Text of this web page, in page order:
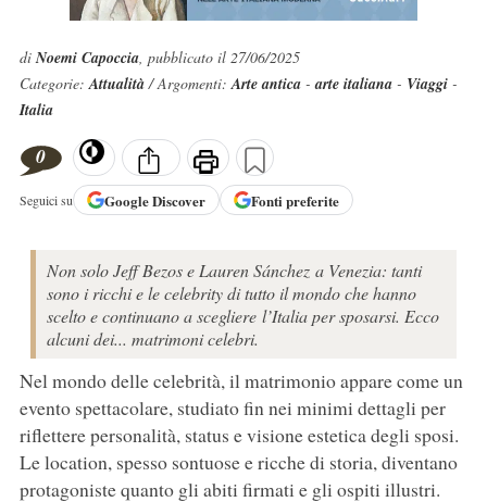
diNoemi Capoccia, pubblicato il 27/06/2025
Categorie:Attualità/ Argomenti:Arte antica-arte italiana- Viaggi-
Italia
0
Seguici su GoogleDiscover Fonti preferite
Non solo Jeff Bezos e Lauren Sánchez a Venezia: tanti
sono i ricchi e le celebrity di tutto il mondo che hanno
scelto e continuano a scegliere l’Italia per sposarsi. Ecco
alcuni dei... matrimoni celebri.
Nel mondo delle celebrità, il matrimonio appare come un
evento spettacolare, studiato fin nei minimi dettagli per
riflettere personalità, status e visione estetica degli sposi.
Le location, spesso sontuose e ricche di storia, diventano
protagoniste quanto gli abiti firmati e gli ospiti illustri.